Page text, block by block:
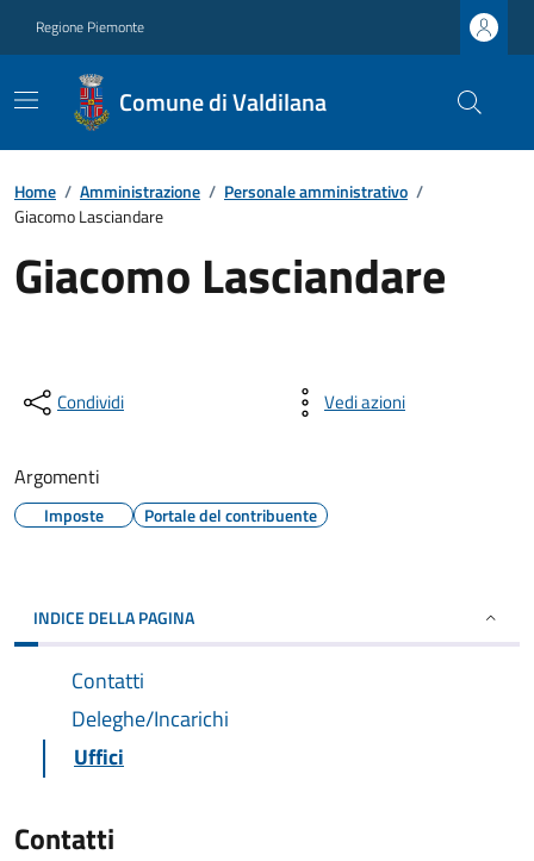
Regione Piemonte
Comune di Valdilana
Home / Amministrazione / Personale amministrativo /
Giacomo Lasciandare
Giacomo Lasciandare
Condividi Vedi azioni
Argomenti
Imposte Portale del contribuente
INDICE DELLA PAGINA
Contatti
Deleghe/Incarichi
Uffici
Contatti